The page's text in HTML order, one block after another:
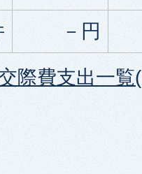
－円
際費支出一